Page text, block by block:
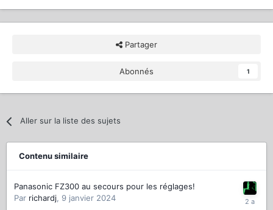
Partager
Abonnés 1
Aller sur la liste des sujets
Contenu similaire
Panasonic FZ300 au secours pour les réglages!
Par richardj, 9 janvier 2024